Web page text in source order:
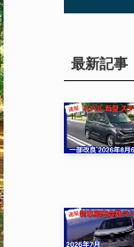
最新記事